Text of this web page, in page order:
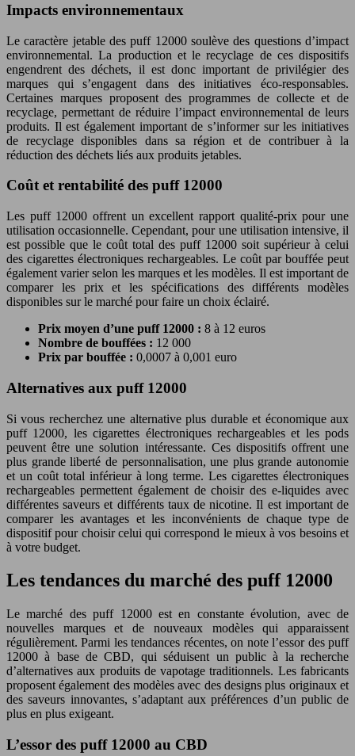
Impacts environnementaux
Le caractère jetable des puff 12000 soulève des questions d’impact
environnemental. La production et le recyclage de ces dispositifs
engendrent des déchets, il est donc important de privilégier des
marques qui s’engagent dans des initiatives éco-responsables.
Certaines marques proposent des programmes de collecte et de
recyclage, permettant de réduire l’impact environnemental de leurs
produits. Il est également important de s’informer sur les initiatives
de recyclage disponibles dans sa région et de contribuer à la
réduction des déchets liés aux produits jetables.
Coût et rentabilité des puff 12000
Les puff 12000 offrent un excellent rapport qualité-prix pour une
utilisation occasionnelle. Cependant, pour une utilisation intensive, il
est possible que le coût total des puff 12000 soit supérieur à celui
des cigarettes électroniques rechargeables. Le coût par bouffée peut
également varier selon les marques et les modèles. Il est important de
comparer les prix et les spécifications des différents modèles
disponibles sur le marché pour faire un choix éclairé.
Prix moyen d’une puff 12000 : 8 à 12 euros
Nombre de bouffées : 12 000
Prix par bouffée : 0,0007 à 0,001 euro
Alternatives aux puff 12000
Si vous recherchez une alternative plus durable et économique aux
puff 12000, les cigarettes électroniques rechargeables et les pods
peuvent être une solution intéressante. Ces dispositifs offrent une
plus grande liberté de personnalisation, une plus grande autonomie
et un coût total inférieur à long terme. Les cigarettes électroniques
rechargeables permettent également de choisir des e-liquides avec
différentes saveurs et différents taux de nicotine. Il est important de
comparer les avantages et les inconvénients de chaque type de
dispositif pour choisir celui qui correspond le mieux à vos besoins et
à votre budget.
Les tendances du marché des puff 12000
Le marché des puff 12000 est en constante évolution, avec de
nouvelles marques et de nouveaux modèles qui apparaissent
régulièrement. Parmi les tendances récentes, on note l’essor des puff
12000 à base de CBD, qui séduisent un public à la recherche
d’alternatives aux produits de vapotage traditionnels. Les fabricants
proposent également des modèles avec des designs plus originaux et
des saveurs innovantes, s’adaptant aux préférences d’un public de
plus en plus exigeant.
L’essor des puff 12000 au CBD